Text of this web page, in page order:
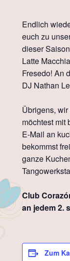
Endlich
euch zu
dieser
Latte
Fresedo! An
DJ Nathan
Übrigens,
möchtest mit
E-Mail an
bekommst
ganze
Club
an jedem 2.
Zum